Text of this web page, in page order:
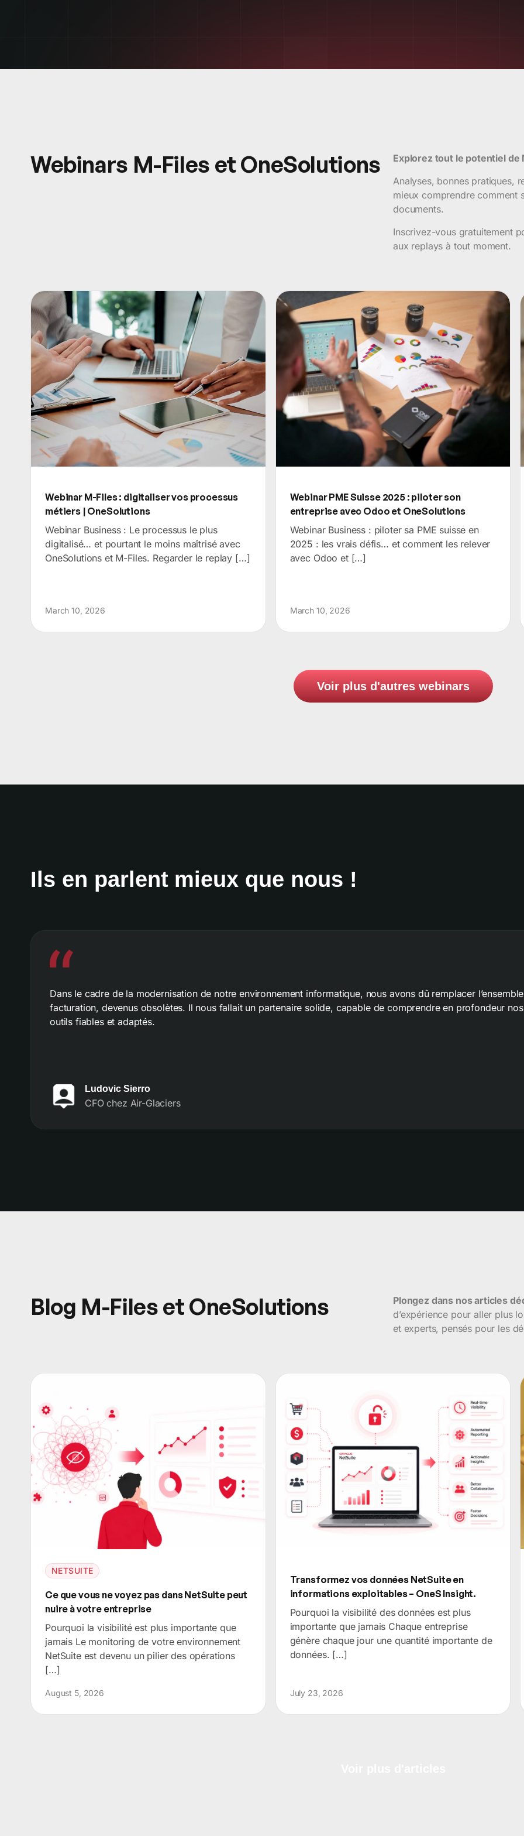
Webinars M-Files et OneSolutions
Explorez tout le potentiel
Analyses, bonnes pratiques,
mieux comprendre comment
documents.
Inscrivez-vous gratuitement
aux replays à tout moment.
Webinar M-Files : digitaliser vos processus
métiers | OneSolutions
Webinar Business : Le processus le plus
digitalisé… et pourtant le moins maîtrisé avec
OneSolutions et M-Files. Regarder le replay […]
March 10, 2026
Webinar PME Suisse 2025 : piloter son
entreprise avec Odoo et OneSolutions
Webinar Business : piloter sa PME suisse en
2025 : les vrais défis… et comment les relever
avec Odoo et […]
March 10, 2026
Voir plus d'autres webinars
Ils en parlent mieux que nous !
Dans le cadre de la modernisation de notre environnement informatique, nous avons dû remplacer
facturation, devenus obsolètes. Il nous fallait un partenaire solide, capable de comprendre en profondeur
outils fiables et adaptés.
OneSolutions est pour nous un partenaire de longue date, stable et de confiance.
Ludovic Sierro
CFO chez Air-Glaciers
Blog M-Files et OneSolutions Plongez dans nos articles
d’expérience pour aller plus
et experts, pensés pour les
NETSUITE
Ce que vous ne voyez pas dans NetSuite peut
nuire à votre entreprise
Pourquoi la visibilité est plus importante que
jamais Le monitoring de votre environnement
NetSuite est devenu un pilier des opérations
[…]
August 5, 2026
Transformez vos données NetSuite en
informations exploitables – OneS Insight.
Pourquoi la visibilité des données est plus
importante que jamais Chaque entreprise
génère chaque jour une quantité importante de
données. […]
July 23, 2026